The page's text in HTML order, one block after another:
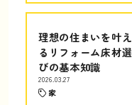
理想の住まいを叶え
るリフォーム床材選
びの基本知識
2026.03.27
家